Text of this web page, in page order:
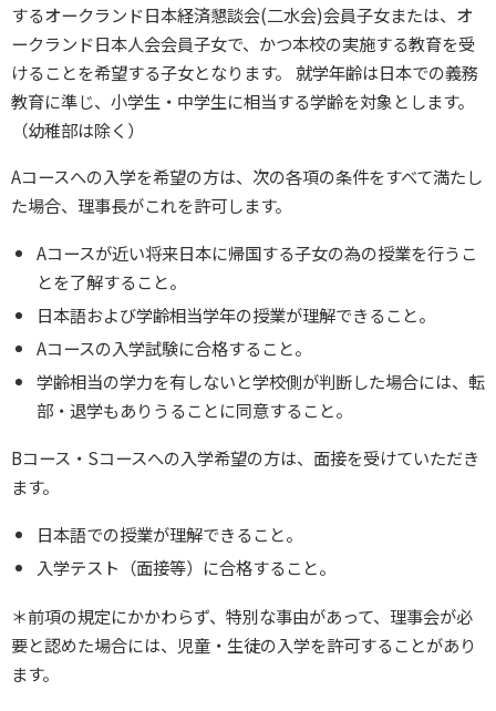
するオークランド日本経済懇談会(二水会)会員子女または、オ
ークランド日本人会会員子女で、かつ本校の実施する教育を受
けることを希望する子女となります。 就学年齢は日本での義務
教育に準じ、小学生・中学生に相当する学齢を対象とします。
（幼稚部は除く）
Aコースへの入学を希望の方は、次の各項の条件をすべて満たし
た場合、理事長がこれを許可します。
Aコースが近い将来日本に帰国する子女の為の授業を行うこ
とを了解すること。
日本語および学齢相当学年の授業が理解できること。
Aコースの入学試験に合格すること。
学齢相当の学力を有しないと学校側が判断した場合には、転
部・退学もありうることに同意すること。
Bコース・Sコースへの入学希望の方は、面接を受けていただき
ます。
日本語での授業が理解できること。
入学テスト（面接等）に合格すること。
＊前項の規定にかかわらず、特別な事由があって、理事会が必
要と認めた場合には、児童・生徒の入学を許可することがあり
ます。